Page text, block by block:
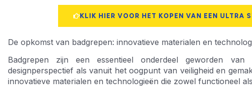
KLIK HIER VOOR HET KOPEN VAN EEN ULTRA
De opkomst van badgrepen: innovatieve materialen en
Badgrepen zijn een essentieel onderdeel geworden
designperspectief als vanuit het oogpunt van veiligheid en
innovatieve materialen en technologieën die zowel functioneel